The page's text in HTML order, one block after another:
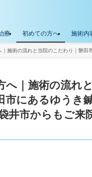
療 初めての方へ 施術内
｜施術の流れと当院のこだわり｜磐田
へ｜施術の流れ
市にあるゆうき
井市からもご来